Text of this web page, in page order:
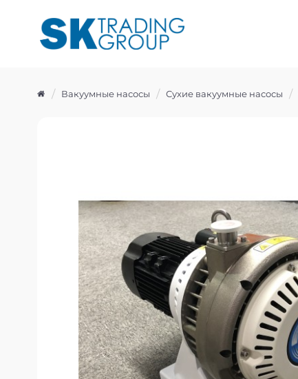
Вакуумные насосы Сухие вакуумные насосы